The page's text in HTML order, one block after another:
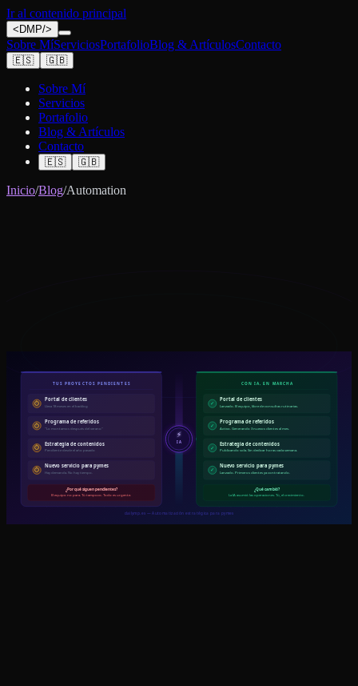
Ir al contenido principal
< DMP/>
Sobre MíServiciosPortafolioBlog & ArtículosContacto
🇪🇸 🇬🇧
Sobre Mí
Servicios
Portafolio
Blog & Artículos
Contacto
🇪🇸 🇬🇧
Inicio/Blog/Automation